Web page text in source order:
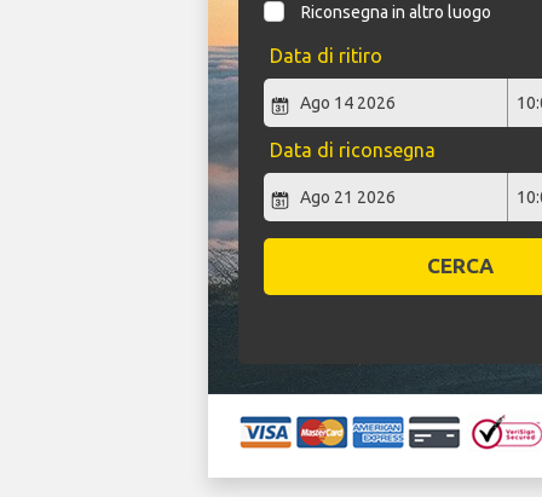
Riconsegna in altro luogo
Data di ritiro
Data di riconsegna
CERCA